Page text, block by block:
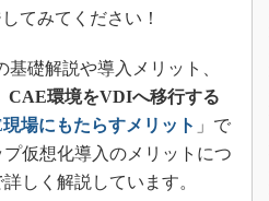
てみてください！
礎解説や導入メリット、
CAE環境をVDIへ移行する
場にもたらすメリット 」で
仮想化導入のメリットにつ
しく解説しています。